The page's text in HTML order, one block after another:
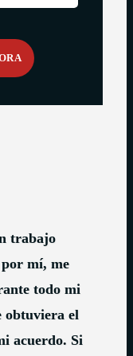
trabajo
mí, me
todo mi
obtuviera el
acuerdo. Si